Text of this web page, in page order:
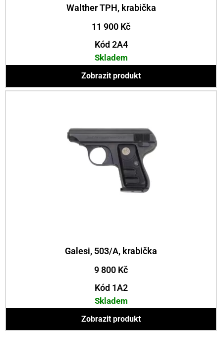
Walther TPH, krabička
11 900 Kč
Kód 2A4
Skladem
Zobrazit produkt
Galesi, 503/A, krabička
9 800 Kč
Kód 1A2
Skladem
Zobrazit produkt